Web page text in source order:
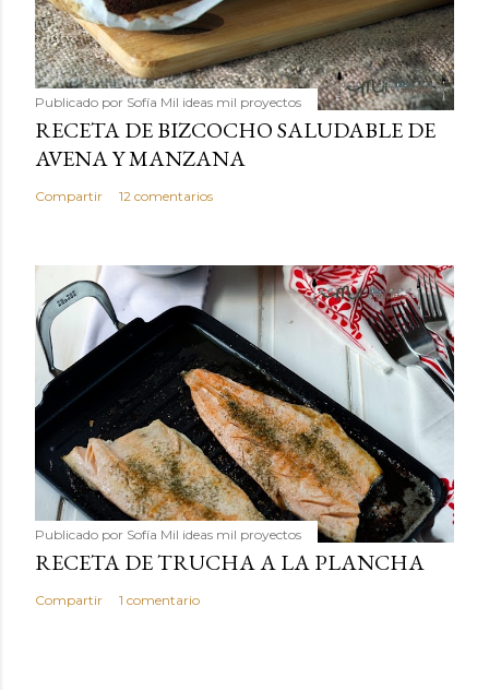
Publicado por Sofía Mil ideas mil proyectos
RECETA DE BIZCOCHO SALUDABLE DE
AVENA Y MANZANA
Compartir 12 comentarios
Publicado por Sofía Mil ideas mil proyectos
RECETA DE TRUCHA A LA PLANCHA
Compartir 1 comentario